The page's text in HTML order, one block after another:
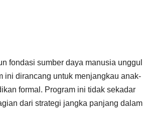
fondasi sumber daya manusia unggul
ini dirancang untuk menjangkau anak-
formal. Program ini tidak sekadar
dari strategi jangka panjang dalam